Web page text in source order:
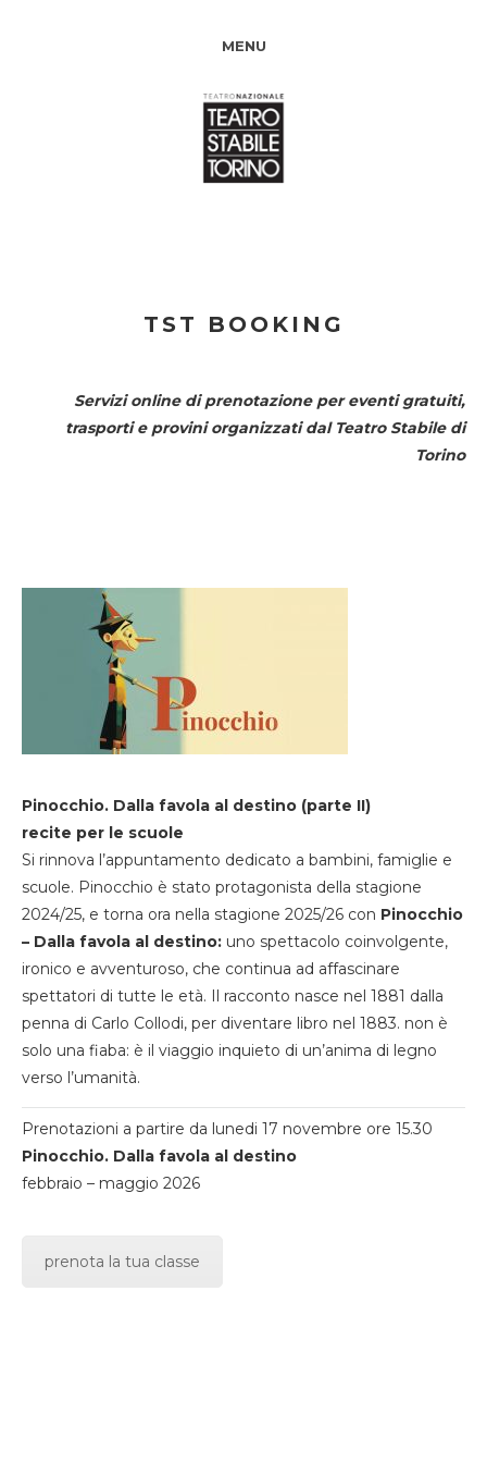
MENU
TST BOOKING
Servizi online di prenotazione per eventi gratuiti,
trasporti e provini organizzati dal Teatro Stabile di
Torino
Pinocchio. Dalla favola al destino (parte II)
recite per le scuole
Si rinnova l’appuntamento dedicato a bambini, famiglie e
scuole. Pinocchio è stato protagonista della stagione
2024/25, e torna ora nella stagione 2025/26 con Pinocchio
– Dalla favola al destino: uno spettacolo coinvolgente,
ironico e avventuroso, che continua ad affascinare
spettatori di tutte le età. Il racconto nasce nel 1881 dalla
penna di Carlo Collodi, per diventare libro nel 1883. non è
solo una fiaba: è il viaggio inquieto di un’anima di legno
verso l’umanità.
Prenotazioni a partire da lunedi 17 novembre ore 15.30
Pinocchio. Dalla favola al destino
febbraio – maggio 2026
prenota la tua classe